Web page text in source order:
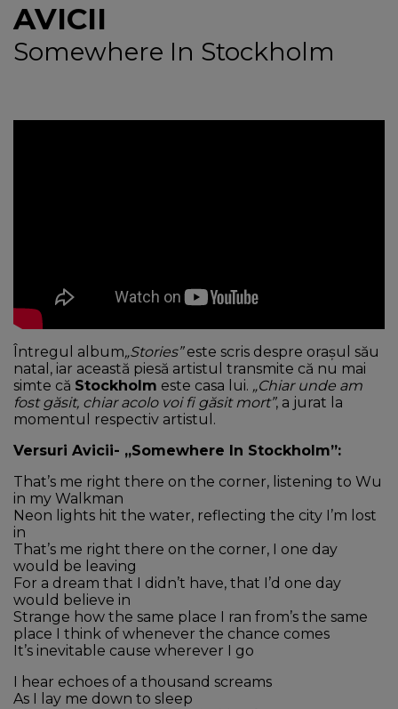
AVICII
Somewhere In Stockholm
Întregul album„Stories”este scris despre orașul său
natal, iar această piesă artistul transmite că nu mai
simte că Stockholm este casa lui. „Chiar unde am
fost găsit, chiar acolo voi fi găsit mort”, a jurat la
momentul respectiv artistul.
Versuri Avicii- „Somewhere In Stockholm”:
That’s me right there on the corner, listening to Wu
in my Walkman
Neon lights hit the water, reflecting the city I’m lost
in
That’s me right there on the corner, I one day
would be leaving
For a dream that I didn’t have, that I’d one day
would believe in
Strange how the same place I ran from’s the same
place I think of whenever the chance comes
It’s inevitable cause wherever I go
I hear echoes of a thousand screams
As I lay me down to sleep